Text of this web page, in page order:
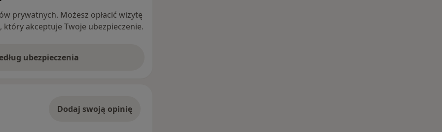
prywatnych. Możesz opłacić wizytę
akceptuje Twoje ubezpieczenie.
ubezpieczenia
Dodaj swoją opinię